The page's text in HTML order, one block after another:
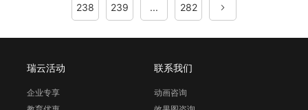
238 239 ... 282
瑞云活动
企业专享
联系我们
动画咨询